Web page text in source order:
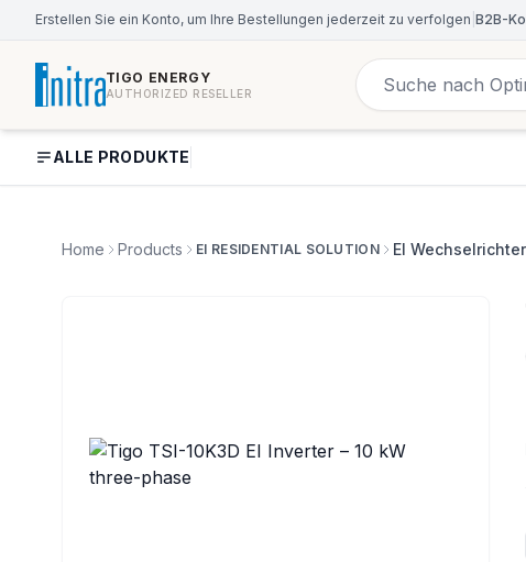
Erstellen Sie ein Konto, um Ihre Bestellungen jederzeit zu verfolgen B2B-
TIGO ENERGY
AUTHORIZED RESELLER
ALLE PRODUKTE
Home Products EI RESIDENTIAL SOLUTION EI Wechselrichter